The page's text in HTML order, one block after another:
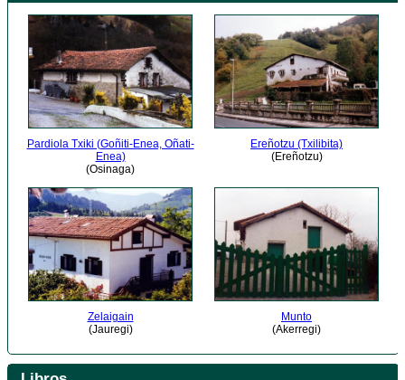
Pardiola Txiki (Goñiti-Enea, Oñati-
Enea)
(Osinaga)
Ereñotzu (Txilibita)
(Ereñotzu)
Zelaigain
(Jauregi)
Munto
(Akerregi)